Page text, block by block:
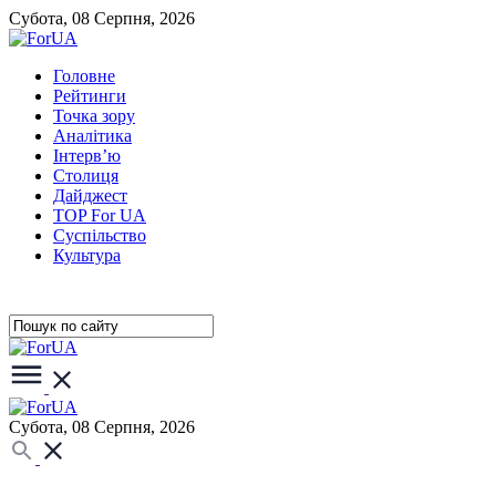
Субота, 08 Серпня, 2026
Головне
Рейтинги
Точка зору
Аналітика
Інтерв’ю
Столиця
Дайджест
TOP For UA
Суспiльство
Культура
Субота, 08 Серпня, 2026